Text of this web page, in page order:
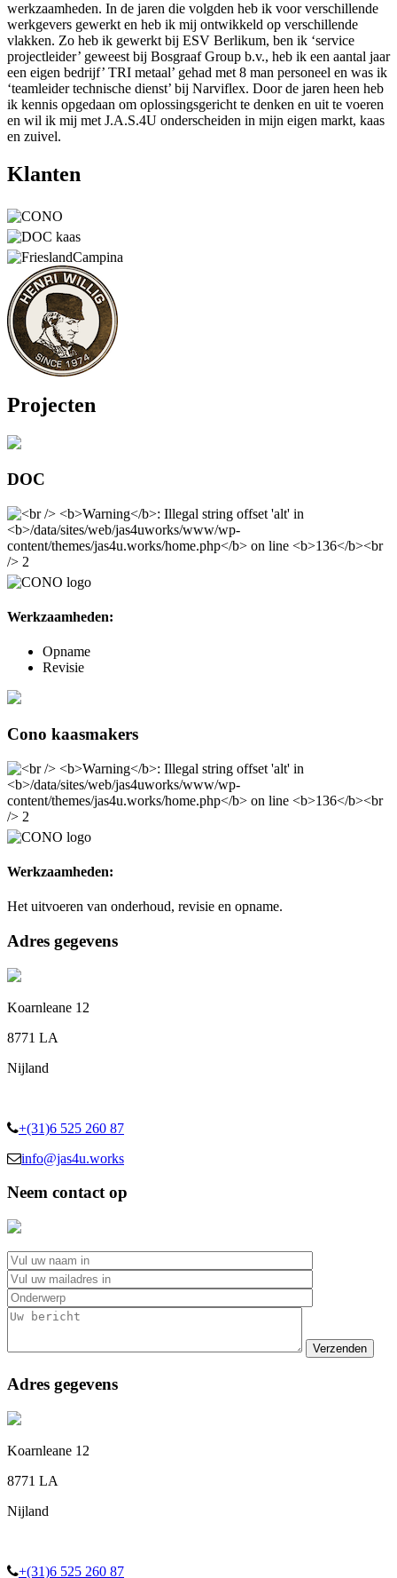
werkzaamheden. In de jaren die volgden heb ik voor verschillende
werkgevers gewerkt en heb ik mij ontwikkeld op verschillende
vlakken. Zo heb ik gewerkt bij ESV Berlikum, ben ik ‘service
projectleider’ geweest bij Bosgraaf Group b.v., heb ik een aantal jaar
een eigen bedrijf’ TRI metaal’ gehad met 8 man personeel en was ik
‘teamleider technische dienst’ bij Narviflex. Door de jaren heen heb
ik kennis opgedaan om oplossingsgericht te denken en uit te voeren
en wil ik mij met J.A.S.4U onderscheiden in mijn eigen markt, kaas
en zuivel.
Klanten
Projecten
DOC
Werkzaamheden:
Opname
Revisie
Cono kaasmakers
Werkzaamheden:
Het uitvoeren van onderhoud, revisie en opname.
Adres gegevens
Koarnleane 12
8771 LA
Nijland
+(31)6 525 260 87
info@jas4u.works
Neem contact op
Adres gegevens
Koarnleane 12
8771 LA
Nijland
+(31)6 525 260 87